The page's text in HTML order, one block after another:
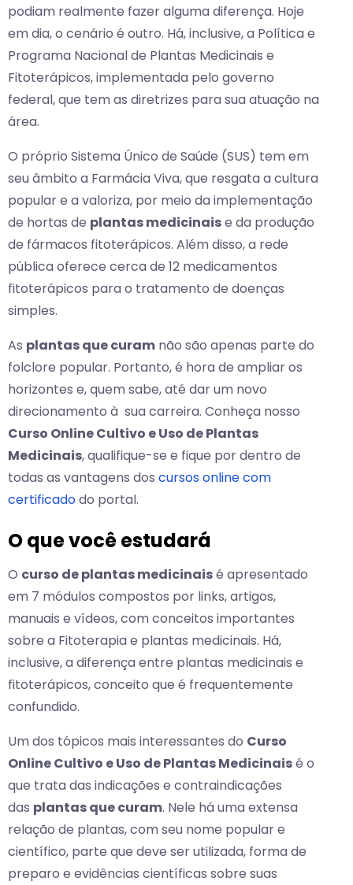
podiam realmente fazer alguma diferença. Hoje
em dia, o cenário é outro. Há, inclusive, a Política e
Programa Nacional de Plantas Medicinais e
Fitoterápicos, implementada pelo governo
federal, que tem as diretrizes para sua atuação na
área.
O próprio Sistema Único de Saúde (SUS) tem em
seu âmbito a Farmácia Viva, que resgata a cultura
popular e a valoriza, por meio da implementação
de hortas de plantas medicinaise da produção
de fármacos fitoterápicos. Além disso, a rede
pública oferece cerca de 12 medicamentos
fitoterápicos para o tratamento de doenças
simples.
As plantas que curam não são apenas parte do
folclore popular. Portanto, é hora de ampliar os
horizontes e, quem sabe, até dar um novo
direcionamento à sua carreira. Conheça nosso
Curso Online Cultivo e Uso de Plantas
Medicinais, qualifique-se e fique por dentro de
todas as vantagens dos cursos online com
certificadodo portal.
O que você estudará
O curso de plantas medicinaisé apresentado
em 7 módulos compostos por links, artigos,
manuais e vídeos, com conceitos importantes
sobre a Fitoterapia e plantas medicinais. Há,
inclusive, a diferença entre plantas medicinais e
fitoterápicos, conceito que é frequentemente
confundido.
Um dos tópicos mais interessantes do Curso
Online Cultivo e Uso de Plantas Medicinaisé o
que trata das indicações e contraindicações
das plantas que curam. Nele há uma extensa
relação de plantas, com seu nome popular e
científico, parte que deve ser utilizada, forma de
preparo e evidências científicas sobre suas